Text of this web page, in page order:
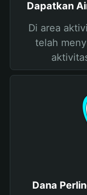
Dapatkan
Di area
telah
Dana